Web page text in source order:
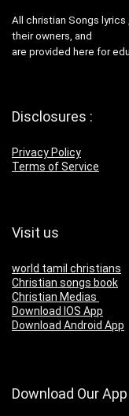
All christian Songs
their owners, and
are provided here for
Disclosures :
Privacy Policy
Terms of Service
Visit us
world tamil christians
Christian songs book
Christian Medias
Download IOS App
Download Android App
Download Our App